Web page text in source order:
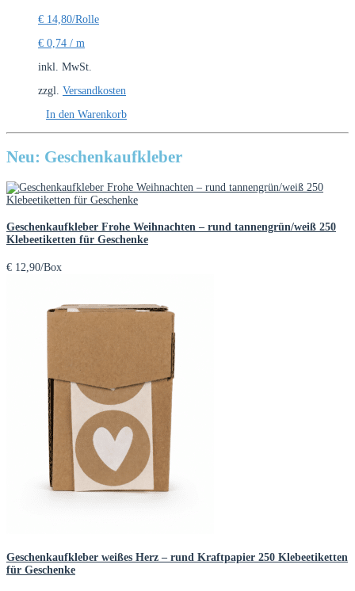
€ 14,80/Rolle
€ 0,74 / m
inkl. MwSt.
zzgl. Versandkosten
In den Warenkorb
Neu: Geschenkaufkleber
Geschenkaufkleber Frohe Weihnachten – rund tannengrün/weiß 250
Klebeetiketten für Geschenke
€ 12,90/Box
Geschenkaufkleber weißes Herz – rund Kraftpapier 250 Klebeetiketten
für Geschenke